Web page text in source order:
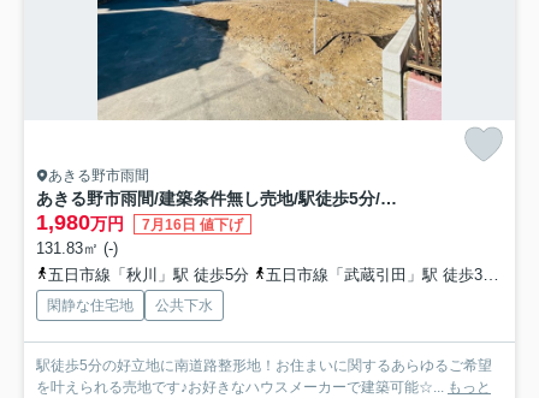
あきる野市雨間
あきる野市雨間/建築条件無し売地/駅徒歩5分/整形地
1,980万円 7月16日 値下げ
131.83㎡ (-)
五日市線「秋川」駅 徒歩5分
五日市線「武蔵引田」駅 徒歩30分
閑静な住宅地 公共下水
駅徒歩5分の好立地に南道路整形地！お住まいに関するあらゆるご希望
を叶えられる売地です♪お好きなハウスメーカーで建築可能☆... もっと